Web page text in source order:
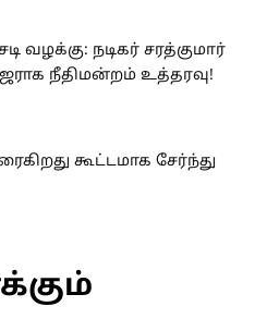
வழக்கு: நடிகர் சரத்குமார்
நீதிமன்றம் உத்தரவு!
கூட்டமாக சேர்ந்து